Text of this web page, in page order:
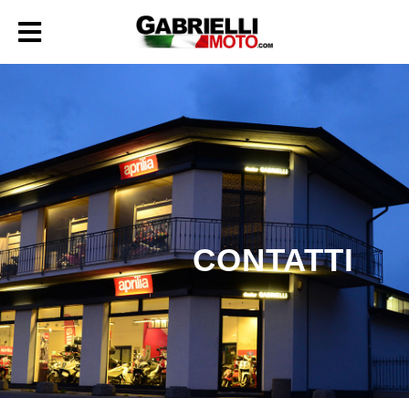
CONTATTI